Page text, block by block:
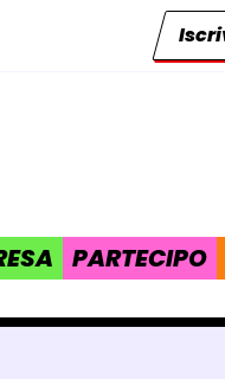
PARTECIPO